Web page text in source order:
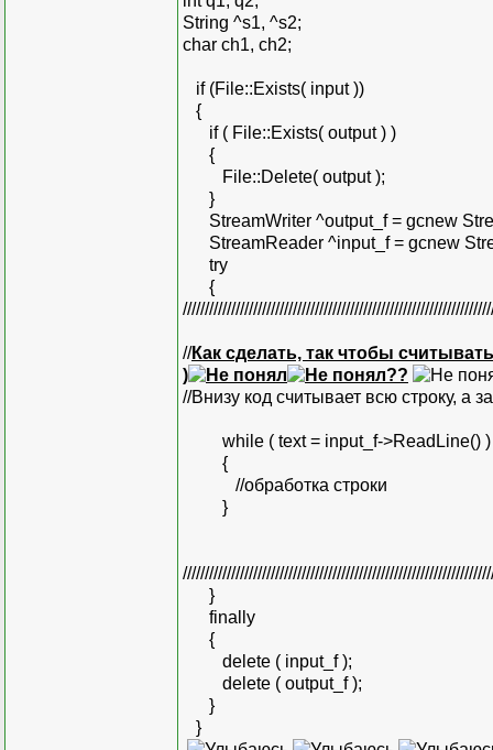
String ^s1, ^s2;
char ch1, ch2;
if (File::Exists( input ))
{
if ( File::Exists( output ) )
{
File::Delete( output );
}
StreamWriter ^output_f = gcnew
StreamReader ^input_f = gcnew
try
{
//Как сделать, так чтобы
)
??
//Внизу код считывает всю строку, а
while ( text = input_f->ReadLine() )
{
//обработка строки
}
}
finally
{
delete ( input_f );
delete ( output_f );
}
}